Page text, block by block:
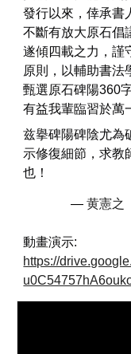
發行以來，倖承書
不斷有放大原石倡
遂傾四載之力，謹
原則，以輔助書法
甄選原石碑陽360
有益我輩臨習於萬
兹擧碑陽碑陰尤為
示修復細節，求教
也！
— 黄憲之
動畫演示:
https://